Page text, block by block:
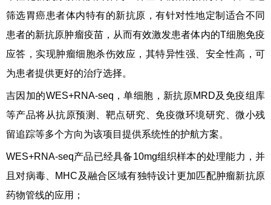
筛选胃癌患者体内特有的新抗原，有针对性地定制适合不同
患者的新抗原肿瘤疫苗，从而有效激发患者体内的T细胞免疫
应答，实现肿瘤细胞杀伤效应，其特异性强、安全性高，可
为患者提供更好的治疗选择。
吉因加的WES+RNA-seq，单细胞，新抗原MRD及免疫组库
等产品将从抗原预测、靶点研究、免疫微环境研究、微小残
留追踪等多个方向为该项目提供系统性的护航方案。
WES+RNA-seq产品已经具备10mg组织样本的处理能力，并
且对病毒、MHC及融合区域有独特设计更加匹配肿瘤新抗原
药物管线的应用；